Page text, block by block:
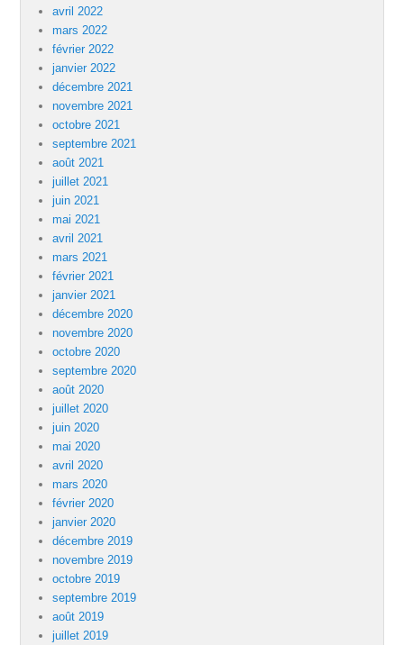
avril 2022
mars 2022
février 2022
janvier 2022
décembre 2021
novembre 2021
octobre 2021
septembre 2021
août 2021
juillet 2021
juin 2021
mai 2021
avril 2021
mars 2021
février 2021
janvier 2021
décembre 2020
novembre 2020
octobre 2020
septembre 2020
août 2020
juillet 2020
juin 2020
mai 2020
avril 2020
mars 2020
février 2020
janvier 2020
décembre 2019
novembre 2019
octobre 2019
septembre 2019
août 2019
juillet 2019